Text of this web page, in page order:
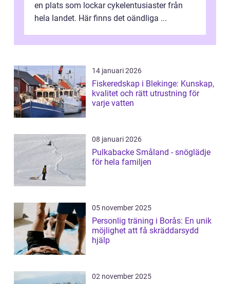
en plats som lockar cykelentusiaster från
hela landet. Här finns det oändliga ...
14 januari 2026
Fiskeredskap i Blekinge: Kunskap,
kvalitet och rätt utrustning för
varje vatten
08 januari 2026
Pulkabacke Småland - snöglädje
för hela familjen
05 november 2025
Personlig träning i Borås: En unik
möjlighet att få skräddarsydd
hjälp
02 november 2025